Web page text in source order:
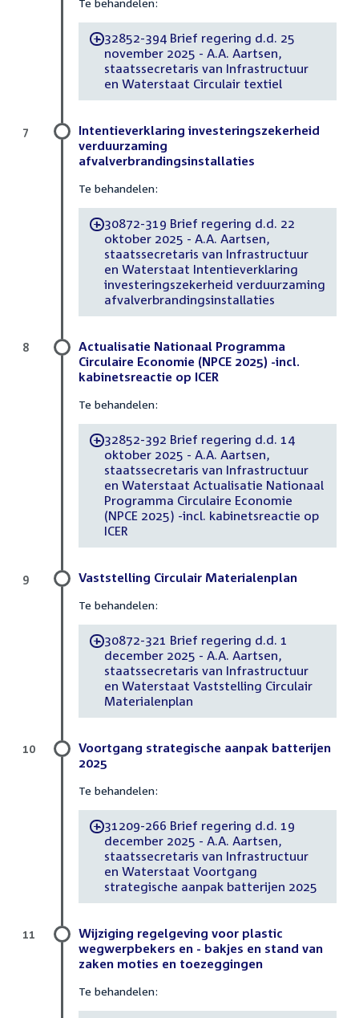
-32852-394 Brief regering d.d. 25
november 2025 - A.A. Aartsen,
staatssecretaris van Infrastructuur
en Waterstaat Circulair textiel
Intentieverklaring investeringszekerheid
verduurzaming
afvalverbrandingsinstallaties
Te behandelen:
-30872-319 Brief regering d.d. 22
oktober 2025 - A.A. Aartsen,
staatssecretaris van Infrastructuur
en Waterstaat Intentieverklaring
investeringszekerheid verduurzaming
afvalverbrandingsinstallaties
7
Actualisatie Nationaal Programma
Circulaire Economie (NPCE 2025) -incl.
kabinetsreactie op ICER
Te behandelen:
-32852-392 Brief regering d.d. 14
oktober 2025 - A.A. Aartsen,
staatssecretaris van Infrastructuur
en Waterstaat Actualisatie Nationaal
Programma Circulaire Economie
(NPCE 2025) -incl. kabinetsreactie op
ICER
8
Vaststelling Circulair Materialenplan
Te behandelen:
-30872-321 Brief regering d.d. 1
december 2025 - A.A. Aartsen,
staatssecretaris van Infrastructuur
en Waterstaat Vaststelling Circulair
Materialenplan
9
Voortgang strategische aanpak batterijen
2025
Te behandelen:
-31209-266 Brief regering d.d. 19
december 2025 - A.A. Aartsen,
staatssecretaris van Infrastructuur
en Waterstaat Voortgang
strategische aanpak batterijen 2025
10
Wijziging regelgeving voor plastic
wegwerpbekers en - bakjes en stand van
zaken moties en toezeggingen
Te behandelen:
11